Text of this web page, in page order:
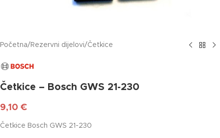
Početna/ Rezervni dijelovi/Četkice
Četkice – Bosch GWS 21-230
9,10 €
Četkice Bosch GWS 21-230